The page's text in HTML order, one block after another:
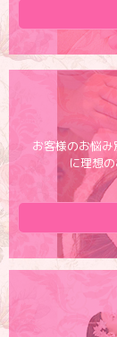
お客様のお悩
に理想